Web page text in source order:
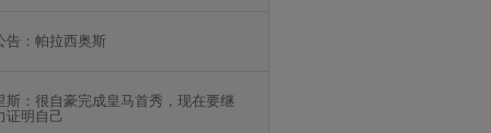
告：帕拉西奥斯
斯：很自豪完成皇马首秀，现在要继
证明自己